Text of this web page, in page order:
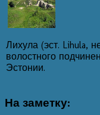
Лихула (эст. Lihula,
волостного
Эстонии.
На заметку: